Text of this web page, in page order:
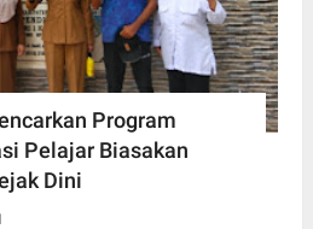
Program
Pelajar Biasakan
Dini